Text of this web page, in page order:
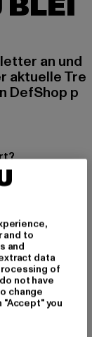
an und
aktuelle Tre
DefShop p
findest Du
kostenfei
and to
and
data
of
not have
change
you